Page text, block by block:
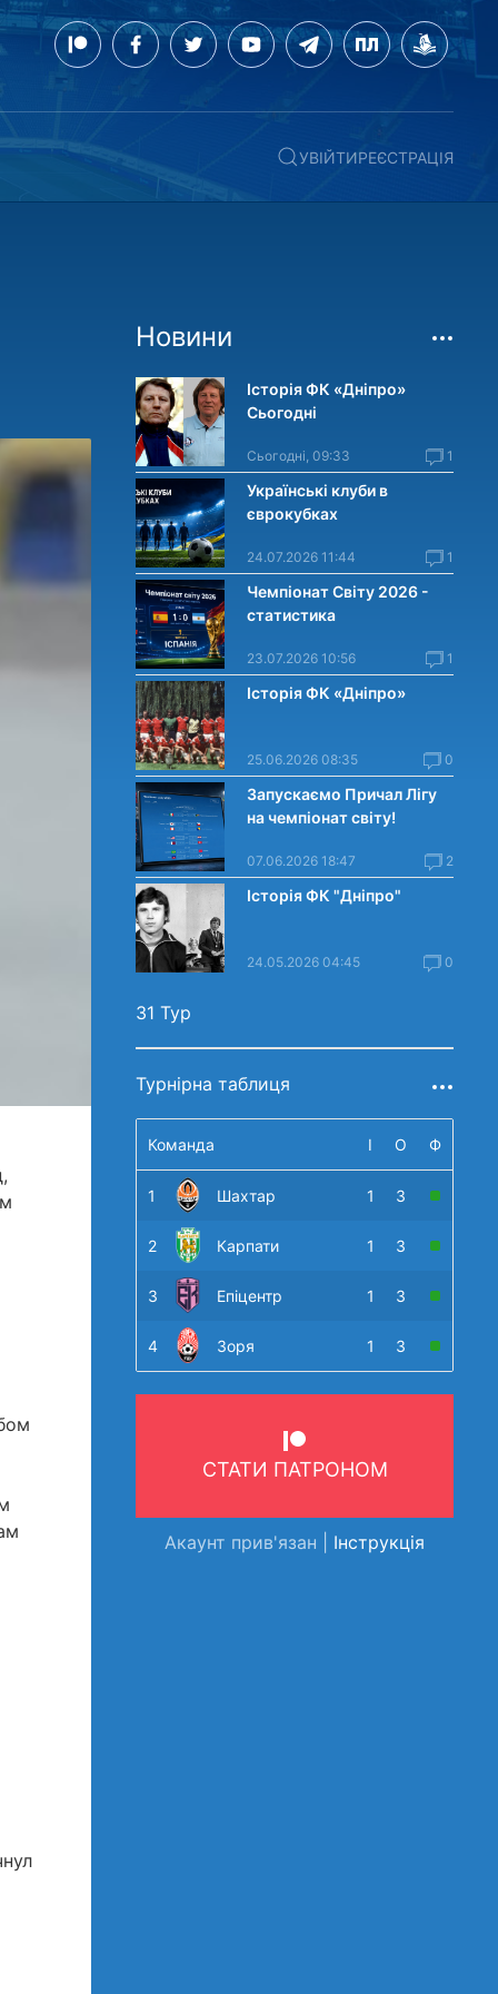
УВІЙТИРЕЄСТРАЦІЯ
Новини
Історія ФК «Дніпро»
Сьогодні
Сьогодні, 09:33 1
Українські клуби в
єврокубках
24.07.2026 11:44 1
Чемпіонат Світу 2026 -
статистика
23.07.2026 10:56 1
Історія ФК «Дніпро»
25.06.2026 08:35 0
Запускаємо Причал Лігу
на чемпіонат світу!
07.06.2026 18:47 2
Історія ФК "Дніпро"
24.05.2026 04:45 0
31 Тур
Турнірна таблиця
Команда І О Ф
1 Шахтар 1 3
2 Карпати 1 3
3 Епіцентр 1 3
4 Зоря 1 3
СТАТИ ПАТРОНОМ
Акаунт прив'язан | Інструкція